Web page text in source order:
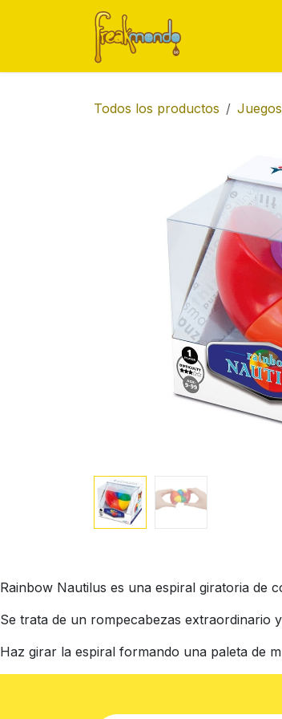
Todos los productos
Rainbow Nautilus es una espiral giratoria de
Se trata de un rompecabezas extraordinario
Haz girar la espiral formando una paleta de